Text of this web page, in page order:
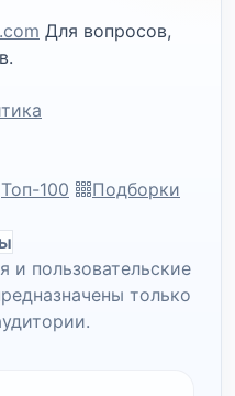
Для вопросов,
Топ-100
Подборки
и пользовательские
только